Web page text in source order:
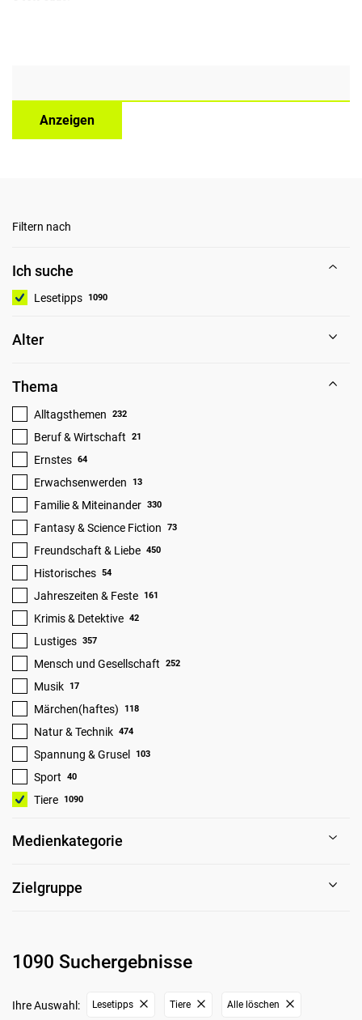
Anzeigen
Filtern nach
Ich suche
Lesetipps 1090
Alter
Thema
Alltagsthemen 232
Beruf & Wirtschaft 21
Ernstes 64
Erwachsenwerden 13
Familie & Miteinander 330
Fantasy & Science Fiction 73
Freundschaft & Liebe 450
Historisches 54
Jahreszeiten & Feste 161
Krimis & Detektive 42
Lustiges 357
Mensch und Gesellschaft 252
Musik 17
Märchen(haftes) 118
Natur & Technik 474
Spannung & Grusel 103
Sport 40
Tiere 1090
Medienkategorie
Zielgruppe
1090 Suchergebnisse
Ihre Auswahl: Lesetipps Tiere Alle löschen